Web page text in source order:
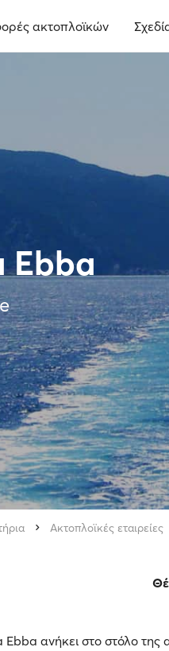
ακτοπλοϊκών
Ebba
Ακτοπλοϊκές εταιρείες
Ebba ανήκει στο στόλο της